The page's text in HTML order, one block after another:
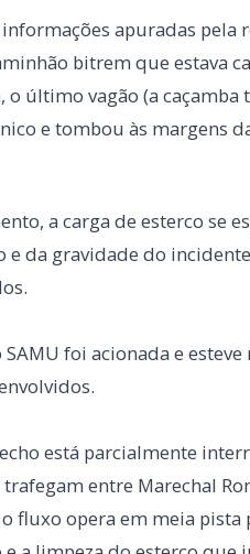
a carga de esterco se
e da gravidade do
está parcialmente
e a limpeza do esterco que
golpe após falsa